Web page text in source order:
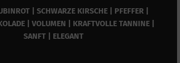
| SCHWARZE KIRSCHE | PFEFFER |
| VOLUMEN | KRAFTVOLLE TANNINE |
SANFT | ELEGANT